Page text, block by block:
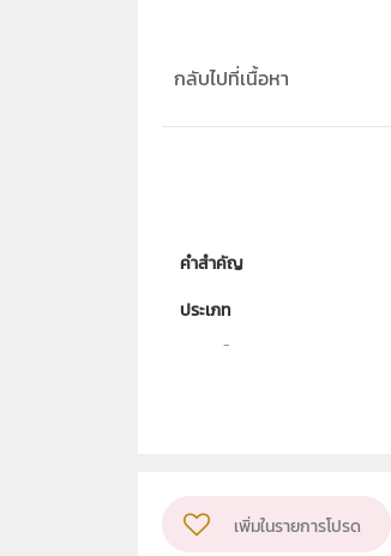
กลับไปที่เนื้อหา
คำสำคัญ
ประเภท
กลุ่มเป้าหมาย
เพิ่มในรายการโปรด